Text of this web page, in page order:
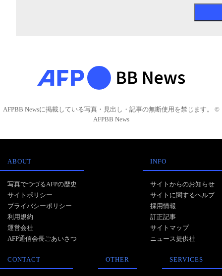
AFPBB Newsに掲載している写真・見出し・記事の無断使用を禁じます。 ©
AFPBB News
ABOUT
写真でつづるAFPの歴史
サイトポリシー
プライバシーポリシー
利用規約
運営会社
AFP通信会長ごあいさつ
INFO
サイトからのお知らせ
サイトに関するヘルプ
採用情報
訂正記事
サイトマップ
ニュース提供社
CONTACT OTHER SERVICES